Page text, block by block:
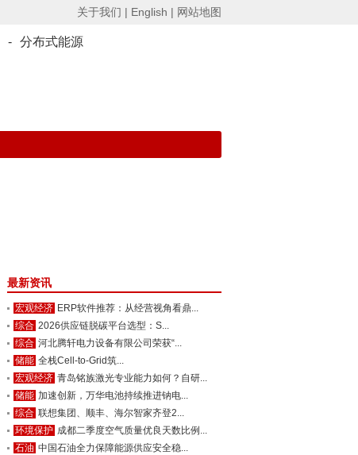
关于我们 | English | 网站地图
- 分布式能源
最新资讯
宏观经济 ERP软件推荐：从经营视角看鼎...
综合 2026供应链脱碳平台选型：S...
综合 河北腾轩电力设备有限公司荣获“...
储能 全栈Cell-to-Grid筑...
宏观经济 青岛铭族激光专业能力如何？自研...
储能 加速创新，万华电池持续推进钠电...
综合 联想集团、顺丰、海尔智家齐登2...
环境保护 成都二季度空气质量优良天数比例...
石油 中国石油全力保障能源供应安全稳...